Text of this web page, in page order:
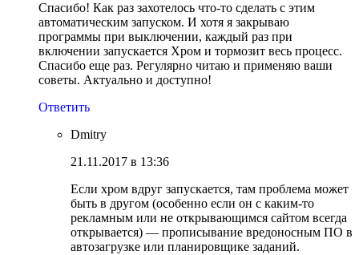
Спасибо! Как раз захотелось что-то сделать с этим
автоматическим запуском. И хотя я закрываю
программы при выключении, каждый раз при
включении запускается Хром и тормозит весь процесс.
Спасибо еще раз. Регулярно читаю и применяю ваши
советы. Актуально и доступно!
Ответить
Dmitry
21.11.2017 в 13:36
Если хром вдруг запускается, там проблема может
быть в другом (особенно если он с каким-то
рекламным или не открывающимся сайтом всегда
открывается) — прописывание вредоносным ПО в
автозагрузке или планировщике заданий.